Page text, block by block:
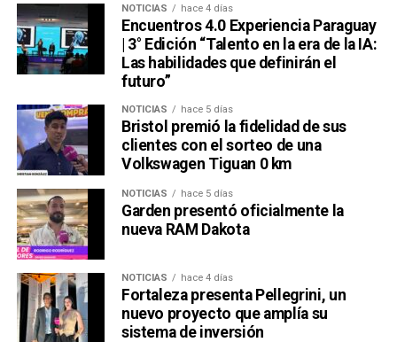
NOTICIAS hace 4 días
Encuentros 4.0 Experiencia Paraguay
| 3° Edición “Talento en la era de la IA:
Las habilidades que definirán el
futuro”
NOTICIAS hace 5 días
Bristol premió la fidelidad de sus
clientes con el sorteo de una
Volkswagen Tiguan 0 km
NOTICIAS hace 5 días
Garden presentó oficialmente la
nueva RAM Dakota
NOTICIAS hace 4 días
Fortaleza presenta Pellegrini, un
nuevo proyecto que amplía su
sistema de inversión